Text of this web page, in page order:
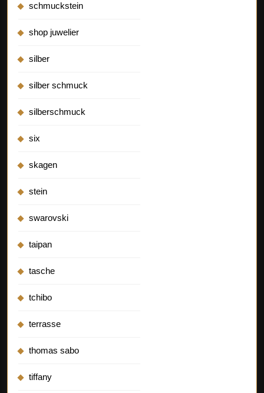
schmuckstein
shop juwelier
silber
silber schmuck
silberschmuck
six
skagen
stein
swarovski
taipan
tasche
tchibo
terrasse
thomas sabo
tiffany